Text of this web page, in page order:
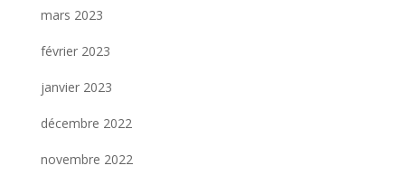
mars 2023
février 2023
janvier 2023
décembre 2022
novembre 2022